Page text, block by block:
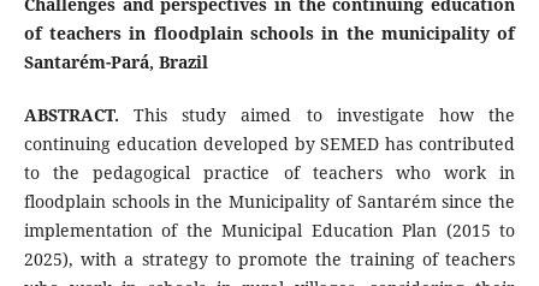
of teachers in floodplain schools in the municipality of
Santarém-Pará, Brazil
ABSTRACT.This study aimed to investigate how the
continuing education developed by SEMED has contributed
to the pedagogical practice of teachers who work in
floodplain schools in the Municipality of Santarém since the
implementation of the Municipal Education Plan (2015 to
2025), with a strategy to promote the training of teachers